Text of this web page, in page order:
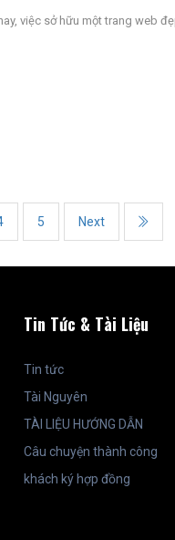
việc sở hữu một trang web
5 Next
Tin Tức & Tài Liệu
Tin tức
Tài Nguyên
TÀI LIỆU HƯỚNG DẪN
Câu chuyện thành công
khách ký hợp đồng